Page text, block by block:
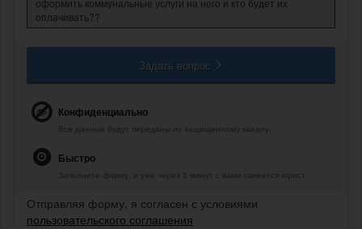
оформить коммунальные услуги на него и кто будет их
оплачивать??
Задать вопрос
Конфиденциально
Все данные будут переданы по защищенному каналу.
Быстро
Заполните форму, и уже через 5 минут с вами свяжется юрист.
Отправляя форму, я согласен с условиями
пользовательского соглашения